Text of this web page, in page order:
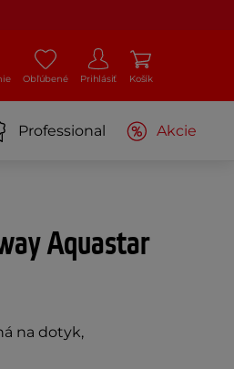
Obľúbené Prihlásiť Košík
Professional Akcie
Aquastar
na dotyk,